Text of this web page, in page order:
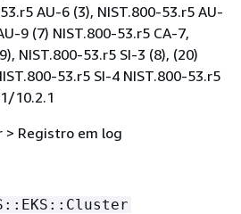
AU-6 (3), NIST.800-53.r5 AU-
9 (7) NIST.800-53.r5 CA-7,
NIST.800-53.r5 SI-3 (8), (20)
53.r5 SI-4 NIST.800-53.r5
10.2.1
Registro em log